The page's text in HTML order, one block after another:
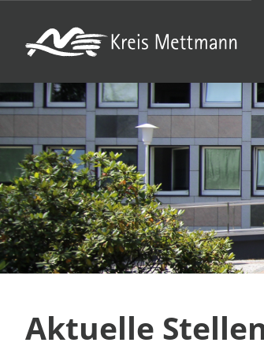
Aktuelle